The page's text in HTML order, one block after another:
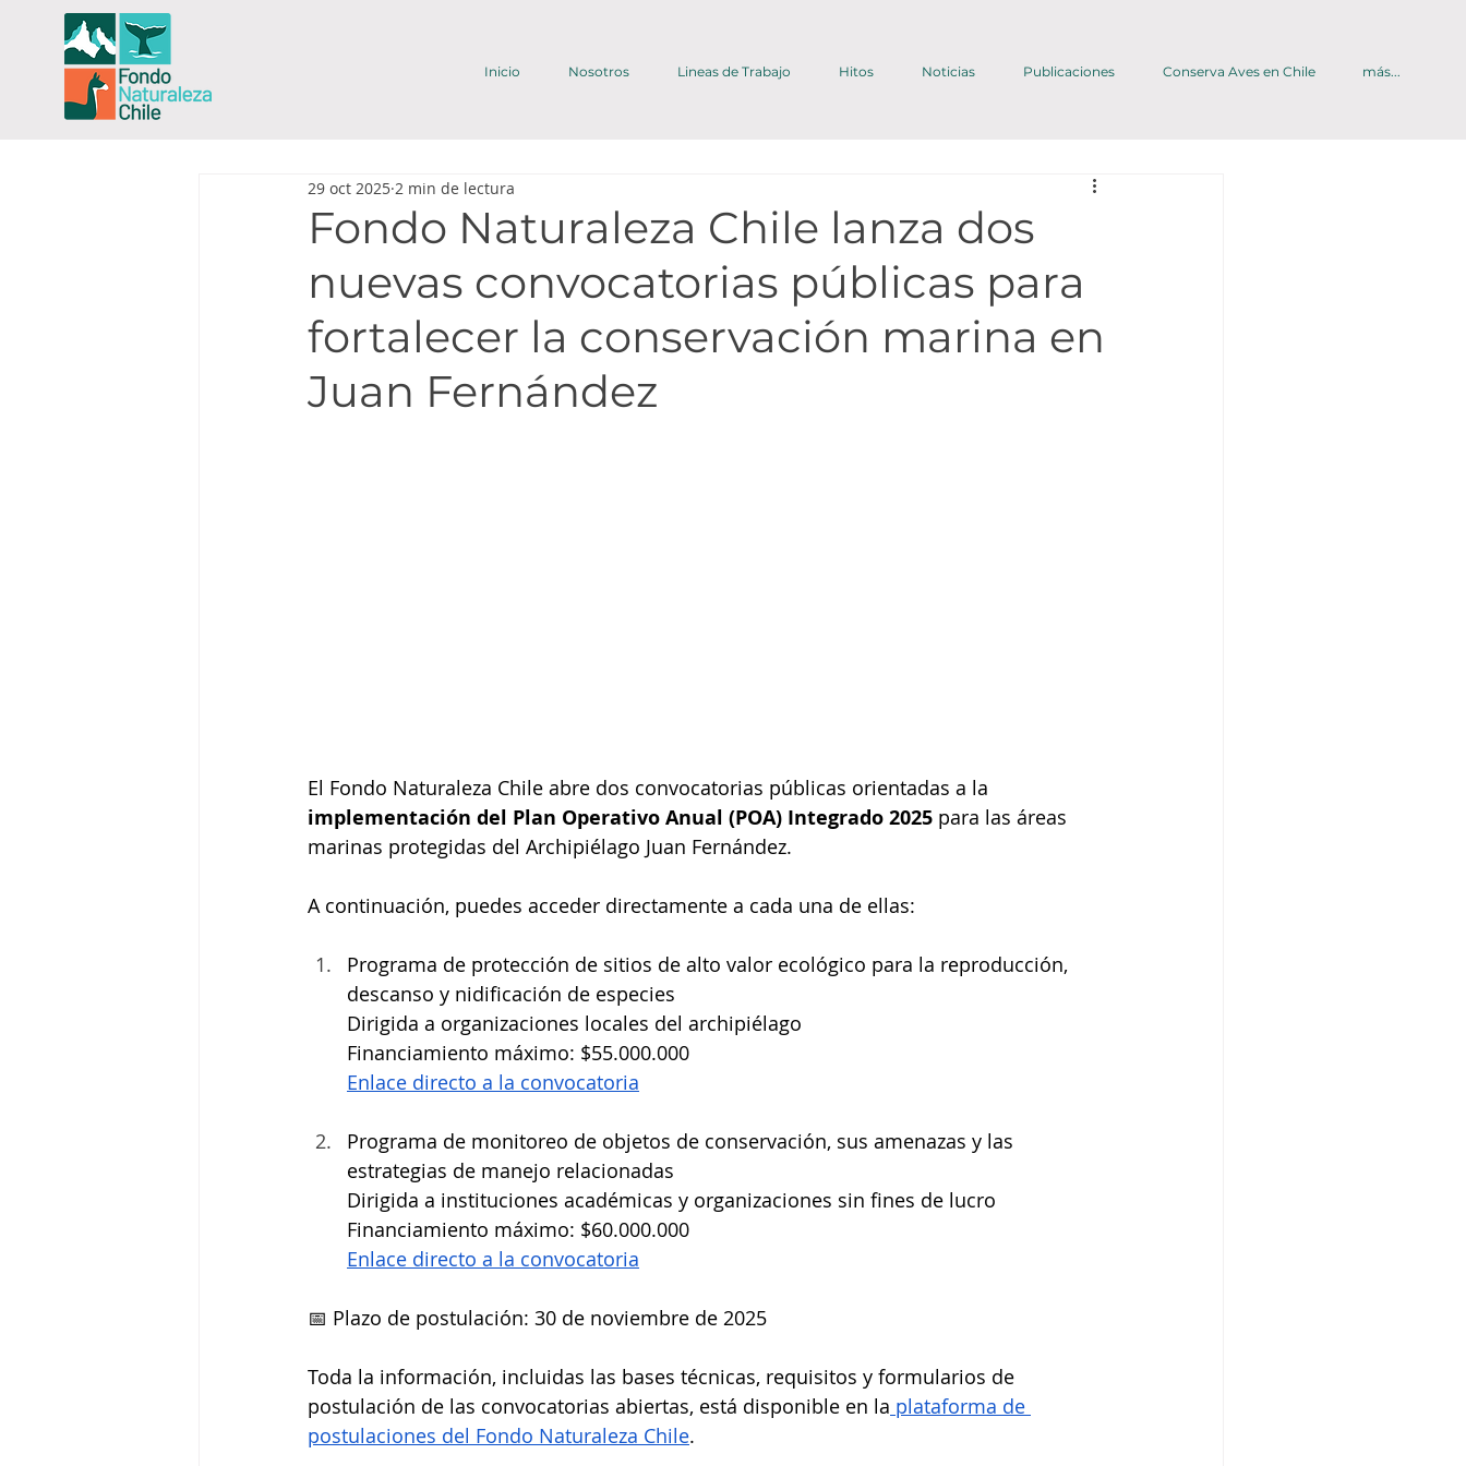
Inicio Nosotros Lineas de Trabajo Hitos Noticias Publicaciones Conserva Aves en Chile más...
Fondo Naturaleza Chile lanza dos
nuevas convocatorias públicas para
fortalecer la conservación marina en
Juan Fernández
29 oct 2025 2 min de lectura
El Fondo Naturaleza Chile abre dos convocatorias públicas orientadas a la
implementación del Plan Operativo Anual (POA) Integrado 2025 para las áreas
marinas protegidas del Archipiélago Juan Fernández.
A continuación, puedes acceder directamente a cada una de ellas:
Programa de protección de sitios de alto valor ecológico para la reproducción,
descanso y nidificación de especies
Dirigida a organizaciones locales del archipiélago
Financiamiento máximo: $55.000.000
Enlace directo a la convocatoria
Programa de monitoreo de objetos de conservación, sus amenazas y las
estrategias de manejo relacionadas
Dirigida a instituciones académicas y organizaciones sin fines de lucro
Financiamiento máximo: $60.000.000
Enlace directo a la convocatoria
📅 Plazo de postulación: 30 de noviembre de 2025
Toda la información, incluidas las bases técnicas, requisitos y formularios de
postulación de las convocatorias abiertas, está disponible en la plataforma de
postulaciones del Fondo Naturaleza Chile.